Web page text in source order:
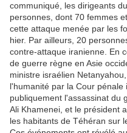
communiqué, les dirigeants
personnes, dont 70 femmes
cette attaque menée par les
hier. Par ailleurs, 20
contre-attaque iranienne. En
de guerre règne en Asie
ministre israélien
l'humanité par la Cour
publiquement l'assassinat du
Ali Khamenei, et le président
les habitants de Téhéran sur